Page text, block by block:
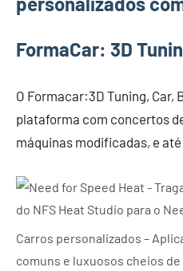
FormaCar: 3D
O Formacar:3D Tuning, Car,
plataforma com concertos
máquinas modificadas, e
Carros personalizados –
comuns e luxuosos cheios de